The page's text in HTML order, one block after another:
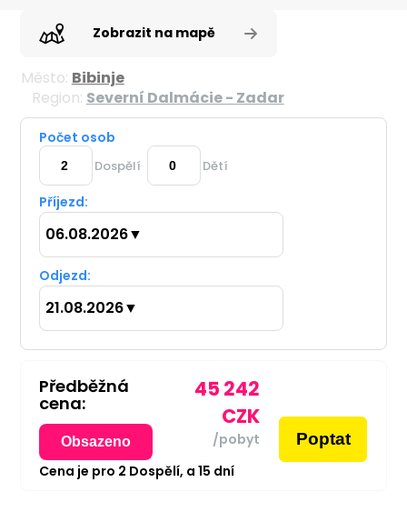
Zobrazit na mapě
Město: Bibinje
Region: Severní Dalmácie - Zadar
Počet osob
Dospělí Dětí
Příjezd:
06.08.2026▼
Odjezd:
21.08.2026▼
Předběžná
cena:
Obsazeno
45 242
CZK
/pobyt Poptat
Cena je pro 2 Dospělí, a 15 dní